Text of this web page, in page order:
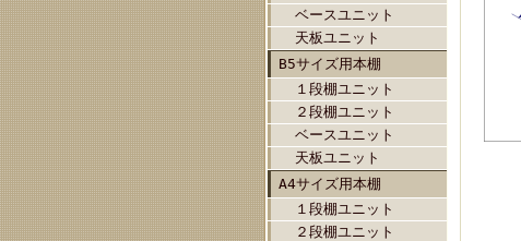
ベースユニット
天板ユニット
B5サイズ用本棚
１段棚ユニット
２段棚ユニット
ベースユニット
天板ユニット
A4サイズ用本棚
１段棚ユニット
２段棚ユニット